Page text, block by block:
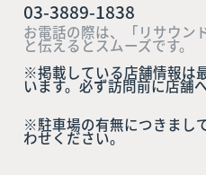
03-3889-1838
お電話の際は、「リサウン
と伝えるとスムーズです。
※掲載している店舗情報は
います。必ず訪問前に店舗
※駐車場の有無につきまし
わせください。